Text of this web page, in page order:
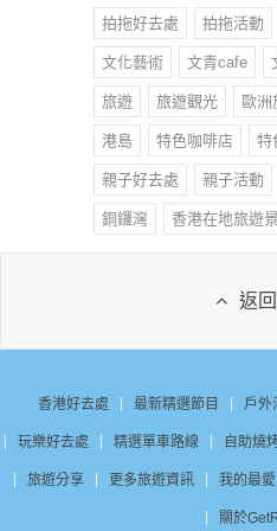
拍拖好去處 拍拖活動
文化藝術 文青cafe
旅遊 旅遊觀光 歐洲
港島 特色咖啡店 特
親子好去處 親子活動
銅鑼灣 香港在地旅遊
返
香港好去處 最新精選節目 戶外
玩樂好去處 精選單車路線 自助燒
旅遊分享 更多旅遊資訊 我的最愛
關於